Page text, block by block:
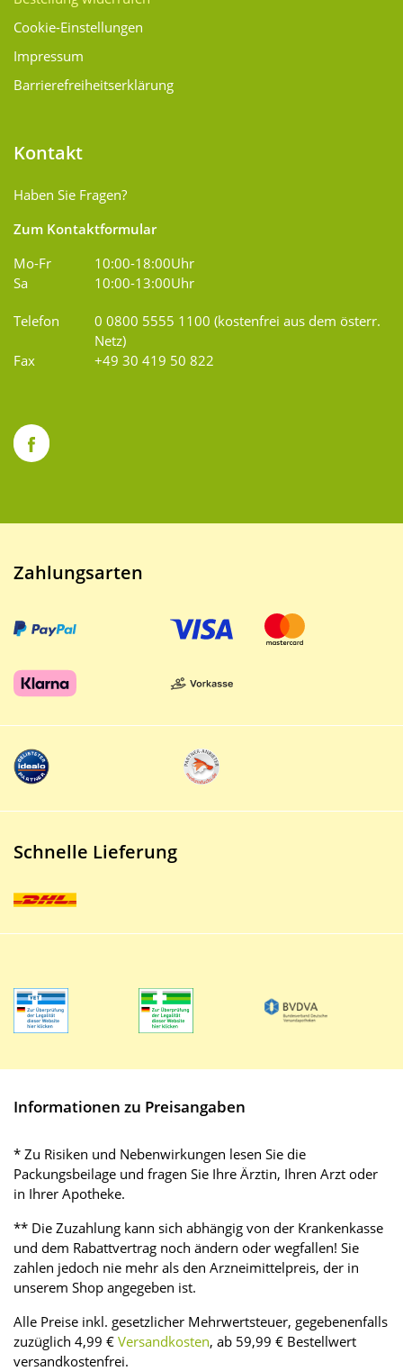
Cookie-Einstellungen
Impressum
Barrierefreiheitserklärung
Kontakt
Haben Sie Fragen?
Zum Kontaktformular
Mo-Fr
10:00-18:00Uhr
Sa
10:00-13:00Uhr
Telefon
0 0800 5555 1100 (kostenfrei aus dem österr.
Netz)
Fax
+49 30 419 50 822
Zahlungsarten
Schnelle Lieferung
Informationen zu Preisangaben
* Zu Risiken und Nebenwirkungen lesen Sie die
Packungsbeilage und fragen Sie Ihre Ärztin, Ihren Arzt oder
in Ihrer Apotheke.
** Die Zuzahlung kann sich abhängig von der Krankenkasse
und dem Rabattvertrag noch ändern oder wegfallen! Sie
zahlen jedoch nie mehr als den Arzneimittelpreis, der in
unserem Shop angegeben ist.
Alle Preise inkl. gesetzlicher Mehrwertsteuer, gegebenenfalls
zuzüglich 4,99 € Versandkosten, ab 59,99 € Bestellwert
versandkostenfrei.